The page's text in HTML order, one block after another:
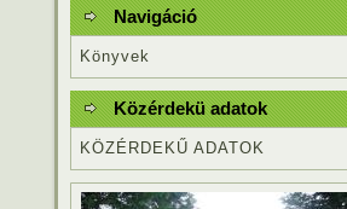
Navigáció
Könyvek
Közérdekü adatok
KÖZÉRDEKŰ ADATOK